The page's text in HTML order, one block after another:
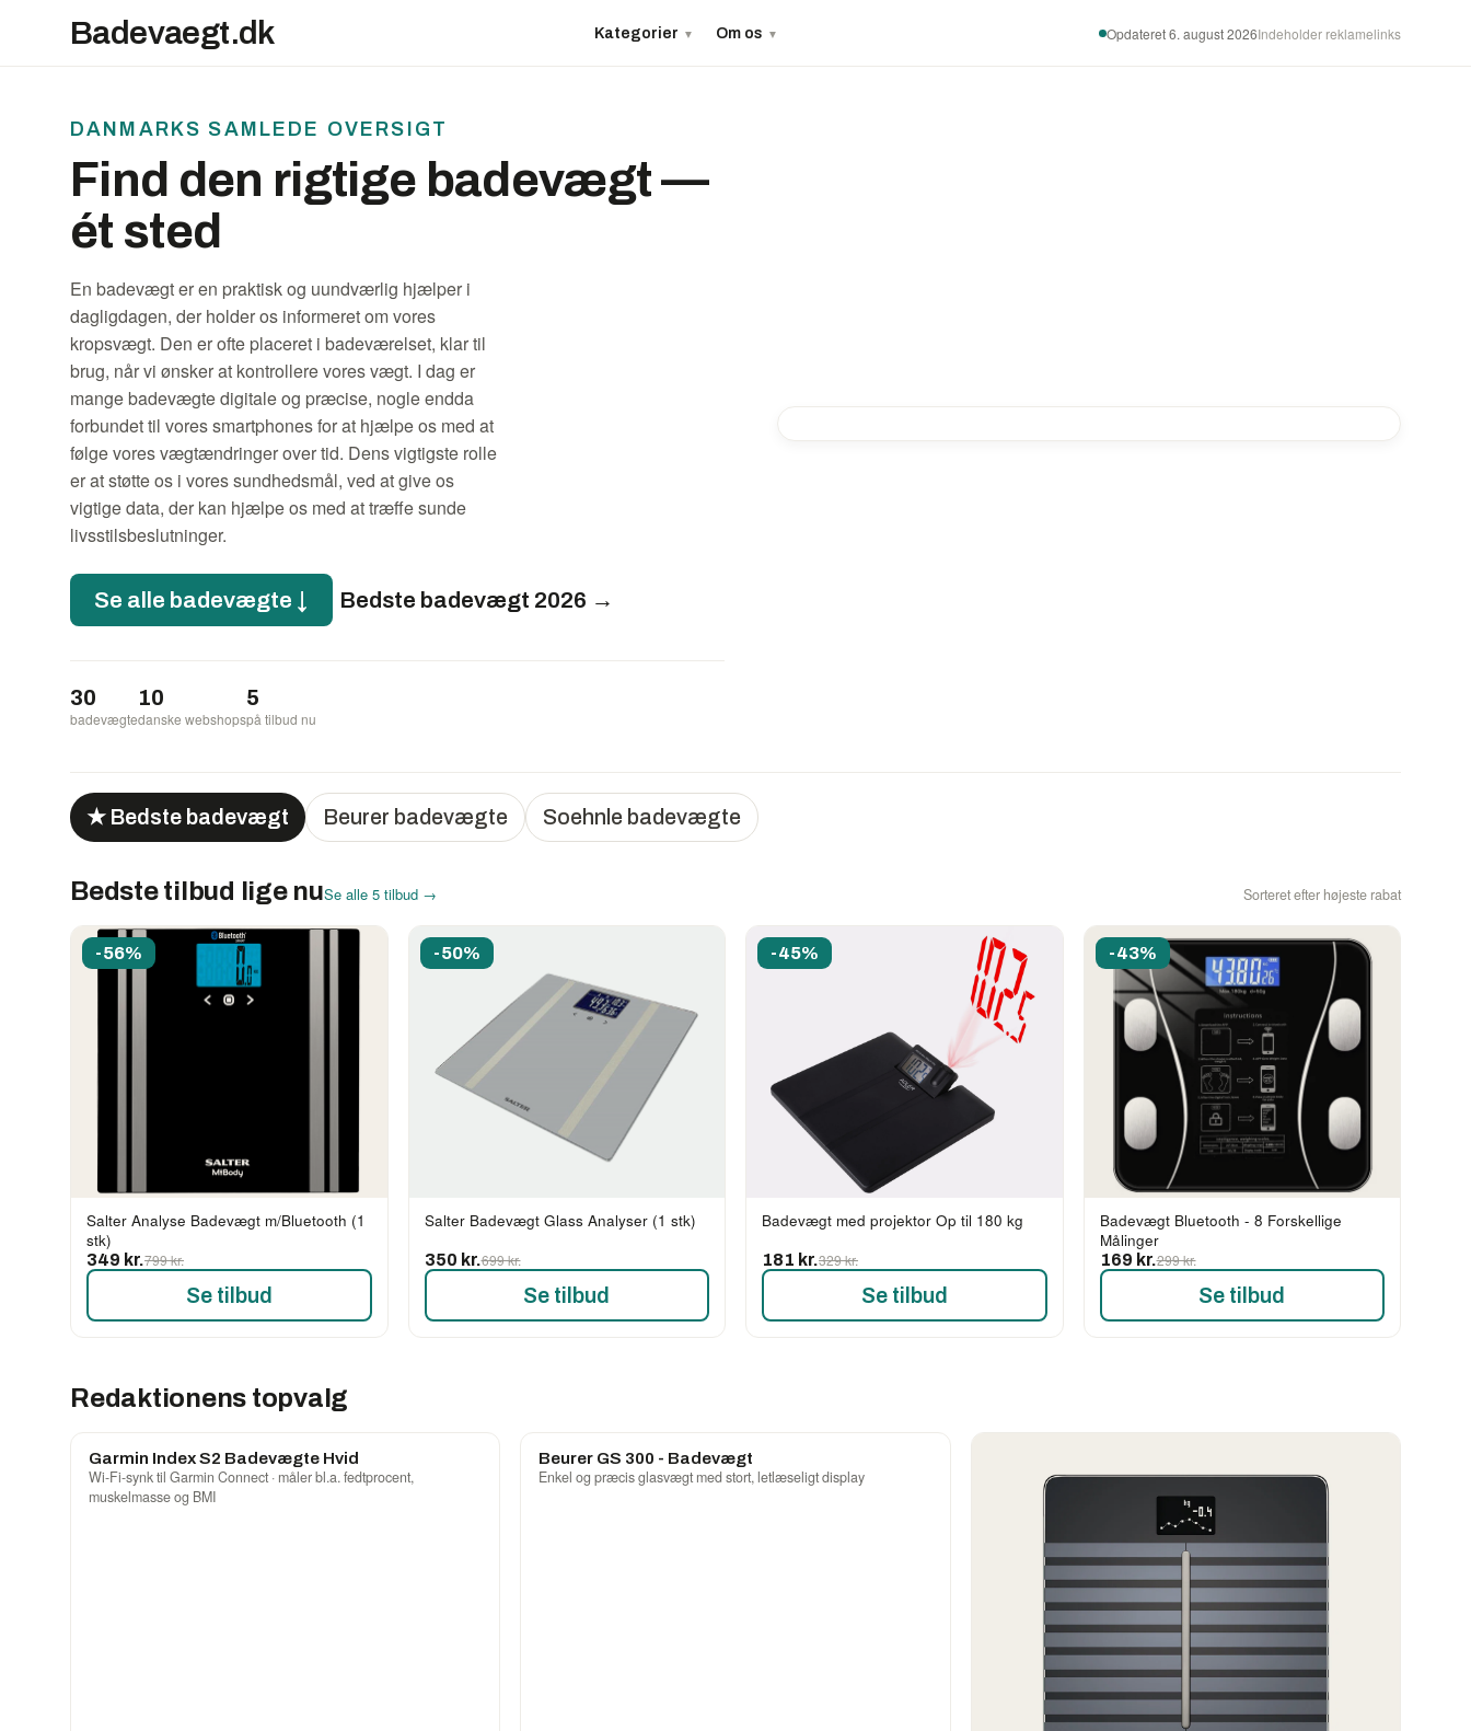
Badevaegt.dk Kategorier ▼ Om os ▼ Opdateret 6. august 2026Indeholder reklamelinks
DANMARKS SAMLEDE OVERSIGT
Find den rigtige badevægt —
ét sted
En badevægt er en praktisk og uundværlig hjælper i
dagligdagen, der holder os informeret om vores
kropsvægt. Den er ofte placeret i badeværelset, klar til
brug, når vi ønsker at kontrollere vores vægt. I dag er
mange badevægte digitale og præcise, nogle endda
forbundet til vores smartphones for at hjælpe os med at
følge vores vægtændringer over tid. Dens vigtigste rolle
er at støtte os i vores sundhedsmål, ved at give os
vigtige data, der kan hjælpe os med at træffe sunde
livsstilsbeslutninger.
Se alle badevægte ↓ Bedste badevægt 2026 →
30
badevægte
10
danske webshops
5
på tilbud nu
-43%
★ Bedste badevægt Beurer badevægte Soehnle badevægte
Bedste tilbud lige nuSe alle 5 tilbud → Sorteret efter højeste rabat
-56%
Salter Analyse Badevægt m/Bluetooth (1
stk)
349 kr.799 kr.
Se tilbud
-50%
Salter Badevægt Glass Analyser (1 stk)
350 kr.699 kr.
Se tilbud
-45%
Badevægt med projektor Op til 180 kg
181 kr.329 kr.
Se tilbud
-43%
Badevægt Bluetooth - 8 Forskellige
Målinger
169 kr.299 kr.
Se tilbud
Redaktionens topvalg
Mest søgte
Garmin Index S2 Badevægte Hvid
Wi-Fi-synk til Garmin Connect · måler bl.a. fedtprocent,
muskelmasse og BMI
Populært valg
Beurer GS 300 - Badevægt
Enkel og præcis glasvægt med stort, letlæseligt display